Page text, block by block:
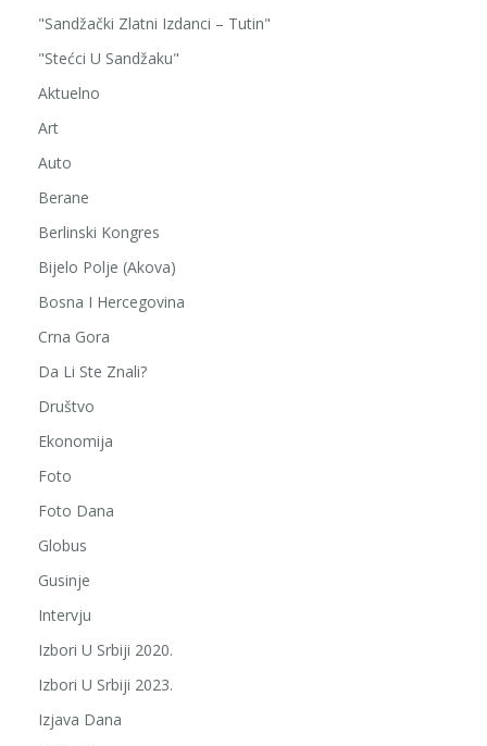
"Sandžački Zlatni Izdanci – Tutin"
"Stećci U Sandžaku"
Aktuelno
Art
Auto
Berane
Berlinski Kongres
Bijelo Polje (Akova)
Bosna I Hercegovina
Crna Gora
Da Li Ste Znali?
Društvo
Ekonomija
Foto
Foto Dana
Globus
Gusinje
Intervju
Izbori U Srbiji 2020.
Izbori U Srbiji 2023.
Izjava Dana